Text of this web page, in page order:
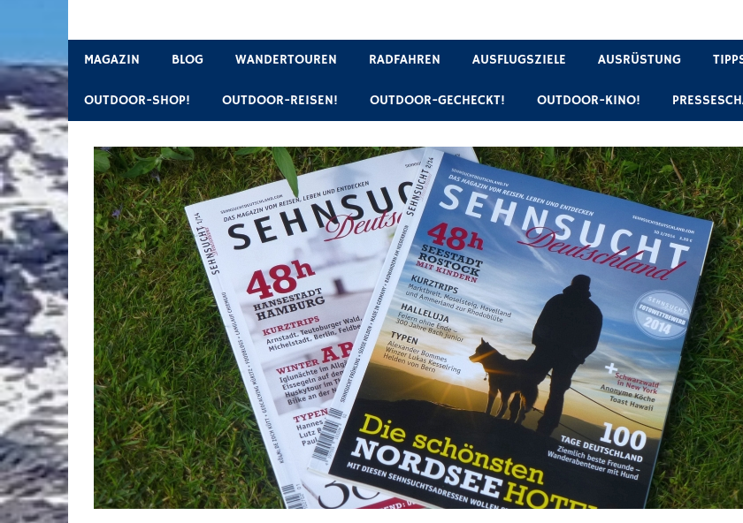
MAGAZIN BLOG WANDERTOUREN RADFAHREN AUSFLUGSZIELE AUSRÜSTUNG
OUTDOOR-SHOP! OUTDOOR-REISEN! OUTDOOR-GECHECKT! OUTDOOR-KINO!